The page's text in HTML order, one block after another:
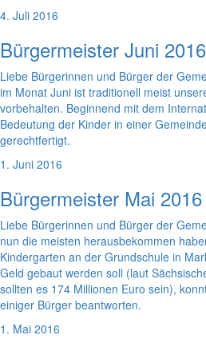
4. Juli 2016
Bürgermeister Juni 2016
Liebe Bürgerinnen und Bürger der
im Monat Juni ist traditionell meist
vorbehalten. Beginnend mit dem
Bedeutung der Kinder in einer
gerechtfertigt.
1. Juni 2016
Bürgermeister Mai 2016
Liebe Bürgerinnen und Bürger der
nun die meisten herausbekommen
Kindergarten an der Grundschule in
Geld gebaut werden soll (laut
sollten es 174 Millionen Euro sein),
einiger Bürger beantworten.
1. Mai 2016